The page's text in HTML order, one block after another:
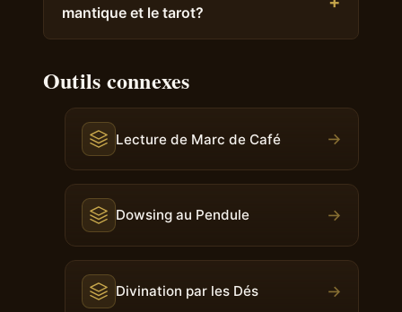
mantique et le tarot?
Outils connexes
Lecture de Marc de Café →
Dowsing au Pendule →
Divination par les Dés →